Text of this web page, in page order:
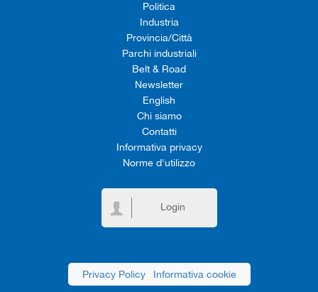
Politica
Industria
Provincia/Città
Parchi industriali
Belt & Road
Newsletter
English
Chi siamo
Contatti
Informativa privacy
Norme d'utilizzo
Login
Privacy Policy| Informativa cookie